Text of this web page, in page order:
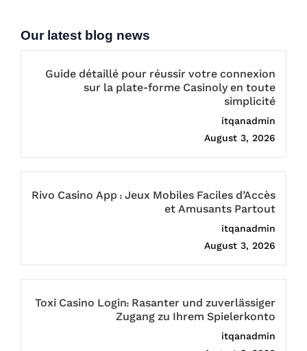
Our latest blog news
Guide détaillé pour réussir votre connexion
sur la plate-forme Casinoly en toute
simplicité
itqanadmin
August 3, 2026
Rivo Casino App : Jeux Mobiles Faciles d’Accès
et Amusants Partout
itqanadmin
August 3, 2026
Toxi Casino Login: Rasanter und zuverlässiger
Zugang zu Ihrem Spielerkonto
itqanadmin